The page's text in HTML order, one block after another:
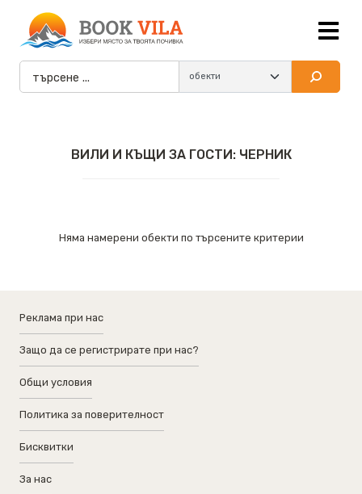
ВИЛИ И КЪЩИ ЗА ГОСТИ: ЧЕРНИК
Няма намерени обекти по търсените критерии
Реклама при нас
Защо да се регистрирате при нас?
Общи условия
Политика за поверителност
Бисквитки
За нас